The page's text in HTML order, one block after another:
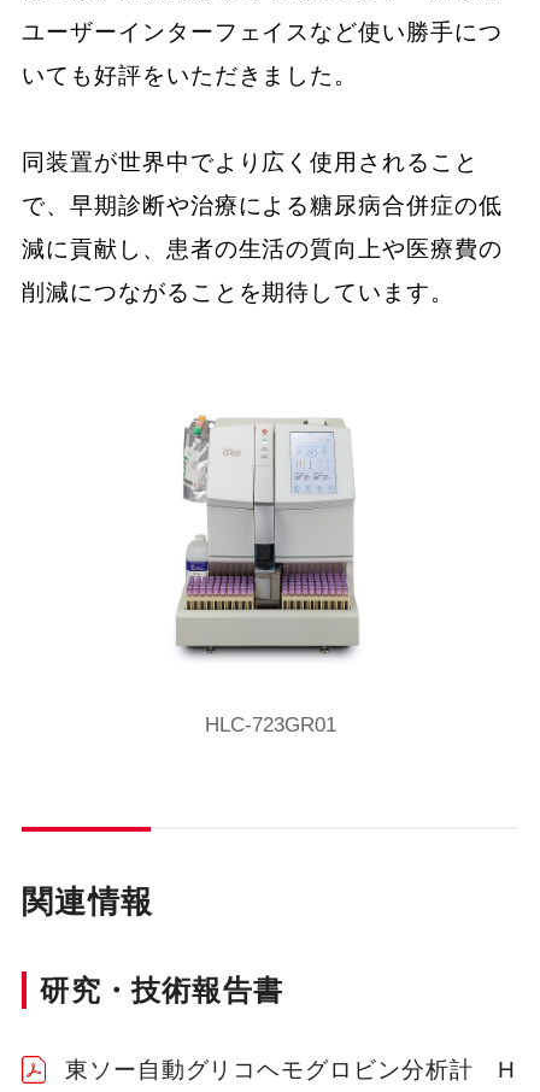
ユーザーインターフェイスなど使い勝手につ
いても好評をいただきました。
同装置が世界中でより広く使用されること
で、早期診断や治療による糖尿病合併症の低
減に貢献し、患者の生活の質向上や医療費の
削減につながることを期待しています。
HLC-723GR01
関連情報
研究・技術報告書
東ソー自動グリコヘモグロビン分析計 H